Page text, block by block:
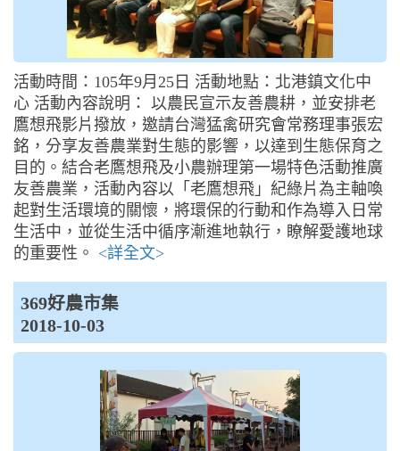
活動時間：105年9月25日 活動地點：北港鎮文化中
心 活動內容說明： 以農民宣示友善農耕，並安排老
鷹想飛影片撥放，邀請台灣猛禽研究會常務理事張宏
銘，分享友善農業對生態的影響，以達到生態保育之
目的。結合老鷹想飛及小農辦理第一場特色活動推廣
友善農業，活動內容以「老鷹想飛」紀綠片為主軸喚
起對生活環境的關懷，將環保的行動和作為導入日常
生活中，並從生活中循序漸進地執行，瞭解愛護地球
的重要性。 <詳全文>
369好農市集
2018-10-03